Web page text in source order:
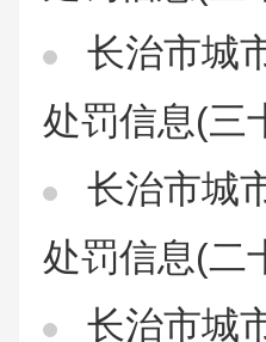
长治市城
处罚信息(三
长治市城
处罚信息(二
长治市城